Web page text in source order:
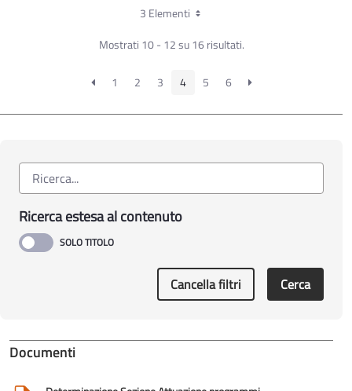
3 Elementi
Mostrati 10 - 12 su 16 risultati.
1 2 3 4 5 6
Ricerca estesa al contenuto
Cancella filtri Cerca
Documenti